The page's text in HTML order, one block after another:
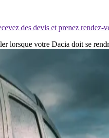
des devis et prenez rendez-
lorsque votre Dacia doit se